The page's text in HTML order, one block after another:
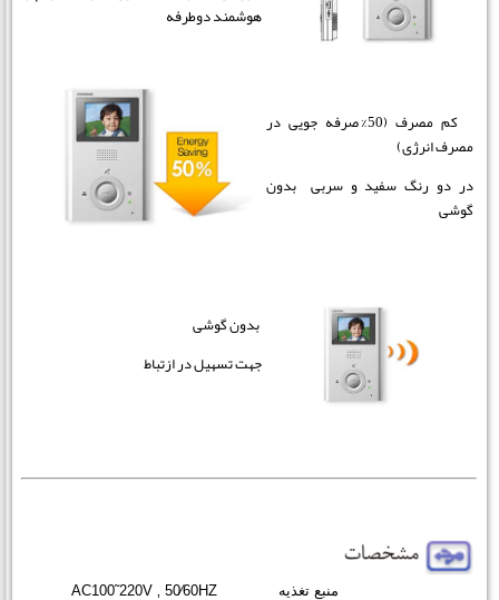
هوشمند دوطرفه
کم مصرف (50% صرفه جویی در
مصرف انرژی)
در دو رنگ سفید و سربی بدون
گوشی
بدون گوشی
جهت تسهیل در ازتباط
منبع تغذیه
AC100˜220V ‚ 50⁄60HZ